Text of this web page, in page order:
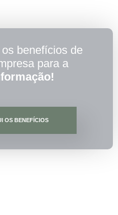
benefícios de
para a
OS BENEFÍCIOS